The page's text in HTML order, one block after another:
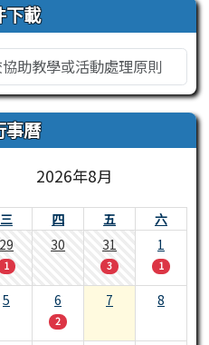
下載
助教學或活動處理原則
事曆
2026年8月
三 四 五
六
29
1
30 31
3
1
1
5 6
2
7 8